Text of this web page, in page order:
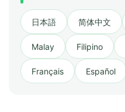
日本語 简体中文
Malay Filipino
Français Español